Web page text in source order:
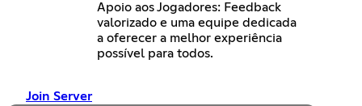
Apoio aos Jogadores: Feedback
valorizado e uma equipe dedicada
a oferecer a melhor experiência
possível para todos.
Join Server